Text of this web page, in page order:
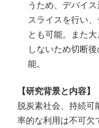
うため、デバイ
スライスを行い
とも可能。また
しないため切断
能。
【研究背景と内容】
脱炭素社会、持続可
率的な利用は不可